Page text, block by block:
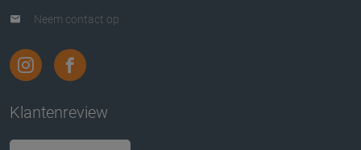
Neem contact op
Klantenreview